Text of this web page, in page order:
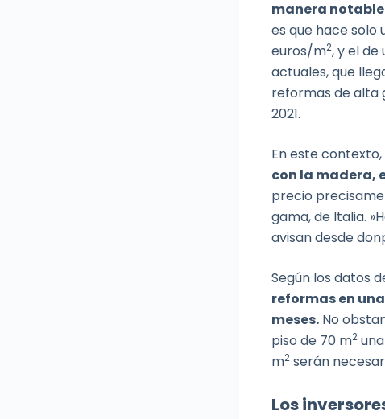
manera notable
es que hace
euros/m2, y el
actuales, que
reformas de alta
2021.
En este
con la madera,
precio
gama, de Italia.
avisan desde
Según los datos
reformas en
meses. No
piso de 70 m2
m2 serán
Los